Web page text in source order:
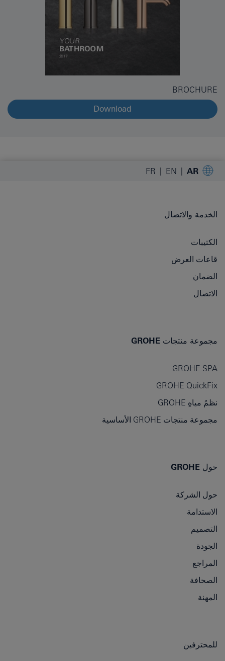
BROCHURE
Download
AR
EN
FR
الخدمة والاتصال
الكتيبات
قاعات العرض
الضمان
الاتصال
مجموعة منتجات GROHE
GROHE SPA
GROHE QuickFix
نظمُ مياهِ GROHE
مجموعة منتجات GROHE الأساسية
حول GROHE
حول الشركة
الاستدامة
التصميم
الجودة
المراجع
الصحافة
المهنة
للمحترفين